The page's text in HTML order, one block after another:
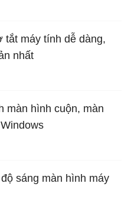
tắt máy tính dễ dàng,
nhất
màn hình cuộn, màn
sáng màn hình máy